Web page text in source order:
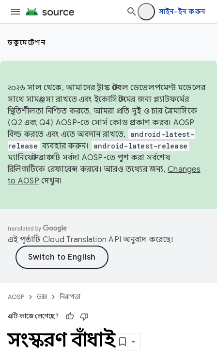
সাইন-ইন করুন
ডকুমেন্টেশন
২০২৬ সাল থেকে, আমাদের ট্রাঙ্ক স্টেবল ডেভেলপমেন্ট মডেলের
সাথে সামঞ্জস্য রাখতে এবং ইকোসিস্টেমের জন্য প্ল্যাটফর্মের
স্থিতিশীলতা নিশ্চিত করতে, আমরা প্রতি দুই ও চার ত্রৈমাসিকে
(Q2 এবং Q4) AOSP-তে সোর্স কোড প্রকাশ করব। AOSP
বিল্ড করতে এবং এতে অবদান রাখতে,
android-latest-
release ব্যবহার করুন। android-latest-release
ম্যানিফেস্ট ব্রাঞ্চটি সর্বদা AOSP-তে পুশ করা সর্বশেষ
রিলিজটিকে রেফারেন্স করবে। আরও তথ্যের জন্য, Changes
to AOSP দেখুন।
এই পৃষ্ঠাটি Cloud Translation API অনুবাদ করেছে।
AOSP ডক্স নিরাপত্তা
এটি কাজে লেগেছে?
সংস্করণ বাঁধাই